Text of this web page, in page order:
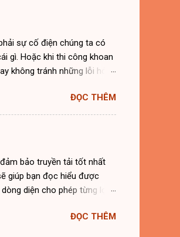
về điện nếu sửa không
các vấn đề về điện nước.
Nẵng. Chúng tôi đã từng
sự cố điện chúng ta có
gì. Hoặc khi thi công khoan
không tránh những lỗi hỏng
nhà cấp 4, sơ đồ thiết kế
điện nhà 4 tầng. sơ đồ
kế đường dây diện trong
Phần dây cấp đến bình
điện trong nhà cần làm dọc
bị và ổ cắm sẽ được nối
ĐỌC THÊM
bảo truyền tải tốt nhất
giúp bạn đọc hiểu được
diện cho phép từng lọai
điện theo tiêu chuẩn quy
ĐỌC THÊM